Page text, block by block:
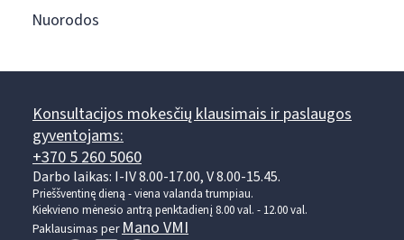
Nuorodos
Konsultacijos mokesčių klausimais ir paslaugos
gyventojams:
+370 5 260 5060
Darbo laikas: I-IV 8.00-17.00, V 8.00-15.45.
Prieššventinę dieną - viena valanda trumpiau.
Kiekvieno mėnesio antrą penktadienį 8.00 val. - 12.00 val.
Paklausimas perMano VMI